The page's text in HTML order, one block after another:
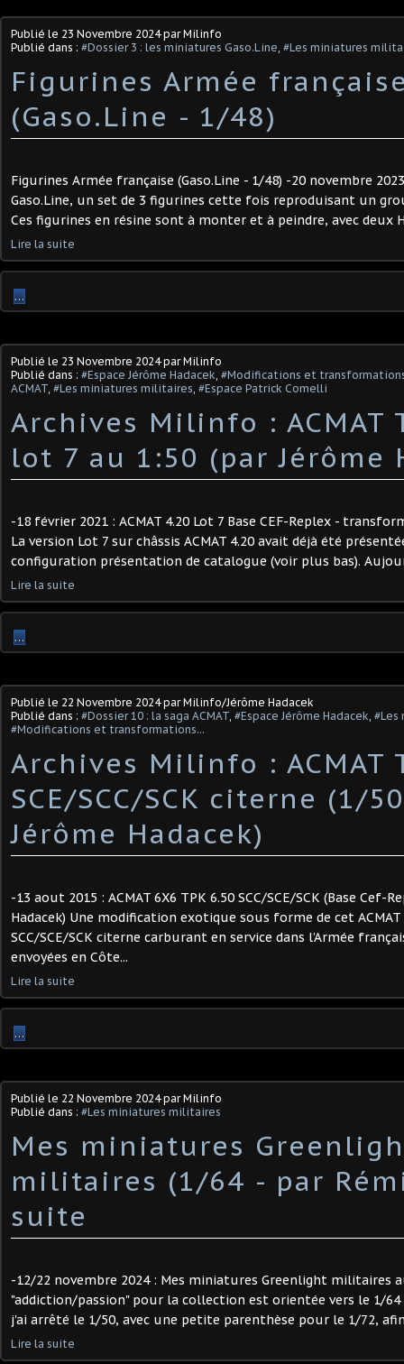
Publié le 23 Novembre 2024par Milinfo
Publié dans : #Dossier 3 : les miniatures Gaso.Line, #Les miniatures
Figurines Armée
(Gaso.Line - 1/48)
Figurines Armée française (Gaso.Line - 1/48) -20 novembre
Gaso.Line, un set de 3 figurines cette fois reproduisant un
Ces figurines en résine sont à monter et à peindre, avec deux
Lire la suite
…
Publié le 23 Novembre 2024par Milinfo
Publié dans : #Espace Jérôme Hadacek, #Modifications et
ACMAT, #Les miniatures militaires, #Espace Patrick Comelli
Archives Milinfo : ACMAT
lot 7 au 1:50 (par Jérôme
-18 février 2021 : ACMAT 4.20 Lot 7 Base CEF-Replex -
La version Lot 7 sur châssis ACMAT 4.20 avait déjà été
configuration présentation de catalogue (voir plus bas).
Lire la suite
…
Publié le 22 Novembre 2024par Milinfo/Jérôme Hadacek
Publié dans : #Dossier 10 : la saga ACMAT, #Espace Jérôme Hadacek, #Les
#Modifications et transformations...
Archives Milinfo : ACMAT
SCE/SCC/SCK citerne (1/
Jérôme Hadacek)
-13 aout 2015 : ACMAT 6X6 TPK 6.50 SCC/SCE/SCK (Base Cef-
Hadacek) Une modification exotique sous forme de cet ACMAT
SCC/SCE/SCK citerne carburant en service dans l’Armée
envoyées en Côte...
Lire la suite
…
Publié le 22 Novembre 2024par Milinfo
Publié dans : #Les miniatures militaires
Mes miniatures
militaires (1/64 - par
suite
-12/22 novembre 2024 : Mes miniatures Greenlight militaires
"addiction/passion" pour la collection est orientée vers le 1/
j'ai arrêté le 1/50, avec une petite parenthèse pour le 1/72,
Lire la suite